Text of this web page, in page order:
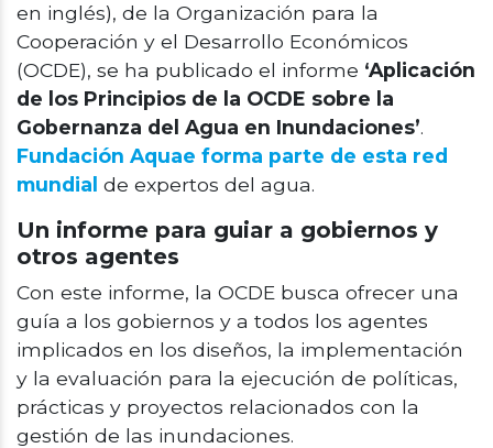
en inglés), de la Organización para la
Cooperación y el Desarrollo Económicos
(OCDE), se ha publicado el informe ‘Aplicación
de los Principios de la OCDE sobre la
Gobernanza del Agua en Inundaciones’.
Fundación Aquae forma parte de esta red
mundial de expertos del agua.
Un informe para guiar a gobiernos y
otros agentes
Con este informe, la OCDE busca ofrecer una
guía a los gobiernos y a todos los agentes
implicados en los diseños, la implementación
y la evaluación para la ejecución de políticas,
prácticas y proyectos relacionados con la
gestión de las inundaciones.